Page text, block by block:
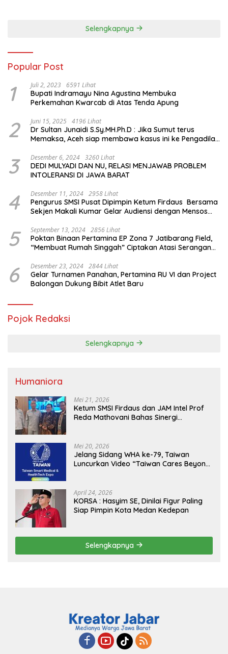
Selengkapnya
Popular Post
1 Juli 2, 2023 6591 Lihat
Bupati Indramayu Nina Agustina Membuka
Perkemahan Kwarcab di Atas Tenda Apung
2 Juni 15, 2025 4196 Lihat
Dr Sultan Junaidi S.Sy.MH.Ph.D : Jika Sumut terus
Memaksa, Aceh siap membawa kasus ini ke Pengadilan
3 Desember 6, 2024 3260 Lihat
DEDI MULYADI DAN NU, RELASI MENJAWAB PROBLEM
INTOLERANSI DI JAWA BARAT
4 Desember 11, 2024 2958 Lihat
Pengurus SMSI Pusat Dipimpin Ketum Firdaus Bersama
Sekjen Makali Kumar Gelar Audiensi dengan Mensos
5 September 13, 2024 2856 Lihat
Poktan Binaan Pertamina EP Zona 7 Jatibarang Field,
“Membuat Rumah Singgah” Ciptakan Atasi Serangan
6 Desember 23, 2024 2844 Lihat
Gelar Turnamen Panahan, Pertamina RU VI dan Project
Balongan Dukung Bibit Atlet Baru
Pojok Redaksi
Selengkapnya
Humaniora
Mei 21, 2026
Ketum SMSI Firdaus dan JAM Intel Prof
Reda Mathovani Bahas Sinergi
MBG, Perkuat Pengawasan Program
Pemerintah
Mei 20, 2026
Jelang Sidang WHA ke-79, Taiwan
Luncurkan Video “Taiwan Cares Beyond
April 24, 2026
KORSA : Hasyim SE, Dinilai Figur Paling
Siap Pimpin Kota Medan Kedepan
Selengkapnya